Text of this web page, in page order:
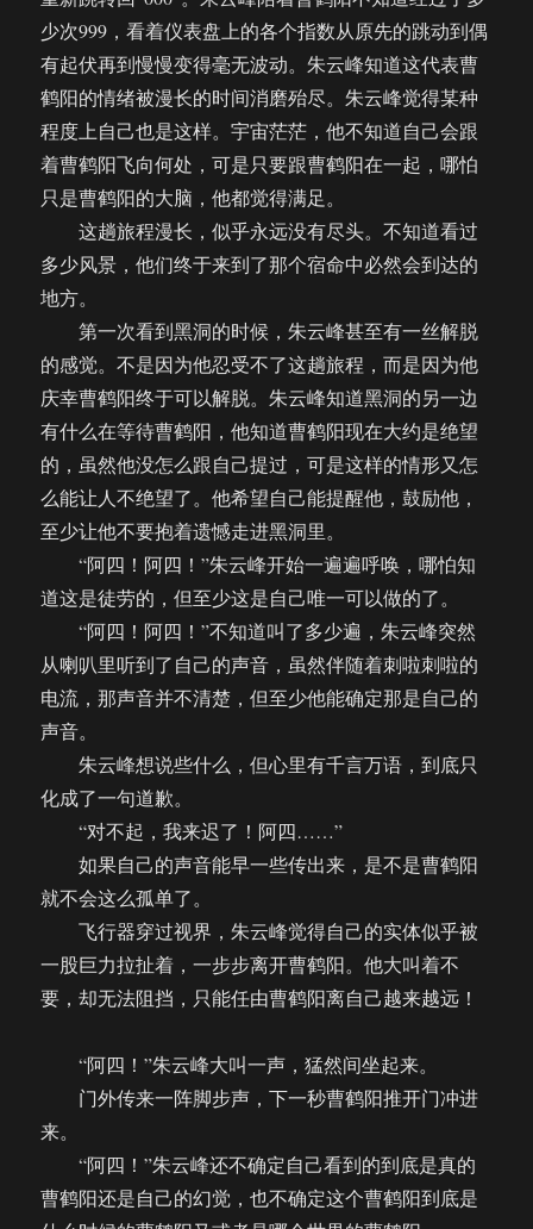
少次999，看着仪表盘上的各个指数从原先的跳动到偶
有起伏再到慢慢变得毫无波动。朱云峰知道这代表曹
鹤阳的情绪被漫长的时间消磨殆尽。朱云峰觉得某种
程度上自己也是这样。宇宙茫茫，他不知道自己会跟
着曹鹤阳飞向何处，可是只要跟曹鹤阳在一起，哪怕
只是曹鹤阳的大脑，他都觉得满足。
这趟旅程漫长，似乎永远没有尽头。不知道看过
多少风景，他们终于来到了那个宿命中必然会到达的
地方。
第一次看到黑洞的时候，朱云峰甚至有一丝解脱
的感觉。不是因为他忍受不了这趟旅程，而是因为他
庆幸曹鹤阳终于可以解脱。朱云峰知道黑洞的另一边
有什么在等待曹鹤阳，他知道曹鹤阳现在大约是绝望
的，虽然他没怎么跟自己提过，可是这样的情形又怎
么能让人不绝望了。他希望自己能提醒他，鼓励他，
至少让他不要抱着遗憾走进黑洞里。
“阿四！阿四！”朱云峰开始一遍遍呼唤，哪怕知
道这是徒劳的，但至少这是自己唯一可以做的了。
“阿四！阿四！”不知道叫了多少遍，朱云峰突然
从喇叭里听到了自己的声音，虽然伴随着刺啦刺啦的
电流，那声音并不清楚，但至少他能确定那是自己的
声音。
朱云峰想说些什么，但心里有千言万语，到底只
化成了一句道歉。
“对不起，我来迟了！阿四……”
如果自己的声音能早一些传出来，是不是曹鹤阳
就不会这么孤单了。
飞行器穿过视界，朱云峰觉得自己的实体似乎被
一股巨力拉扯着，一步步离开曹鹤阳。他大叫着不
要，却无法阻挡，只能任由曹鹤阳离自己越来越远！
“阿四！”朱云峰大叫一声，猛然间坐起来。
门外传来一阵脚步声，下一秒曹鹤阳推开门冲进
来。
“阿四！”朱云峰还不确定自己看到的到底是真的
曹鹤阳还是自己的幻觉，也不确定这个曹鹤阳到底是